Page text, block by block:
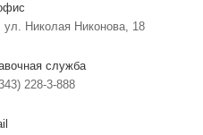
ул. Николая Никонова, 18
служба
228-3-888